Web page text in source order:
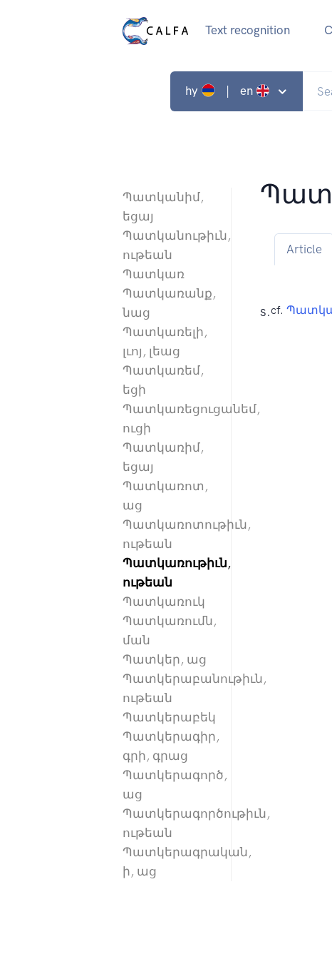
Text recognition
hy | en
Պատկանիմ,
եցայ
Պատկանութիւն,
ութեան
Պատկառ
Պատկառանք,
նաց
Պատկառելի,
լւոյ, լեաց
Պատկառեմ,
եցի
Պատկառեցուցանեմ,
ուցի
Պատկառիմ,
եցայ
Պատկառոտ,
աց
Պատկառոտութիւն,
ութեան
Պատկառութիւն,
ութեան
Պատկառուկ
Պատկառումն,
ման
Պատկեր, աց
Պատկերաբանութիւն,
ութեան
Պատկերաբեկ
Պատկերագիր,
գրի, գրաց
Պատկերագործ,
աց
Պատկերագործութիւն,
ութեան
Պատկերագրական,
ի, աց
Article
s.cf.